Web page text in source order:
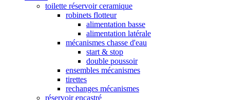
toilette réservoir ceramique
robinets flotteur
alimentation basse
alimentation latérale
mécanismes chasse d'eau
start & stop
double poussoir
ensembles mécanismes
tirettes
rechanges mécanismes
réservoir encastré